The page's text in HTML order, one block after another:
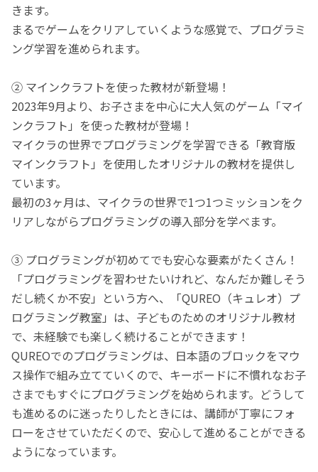
きます。
まるでゲームをクリアしていくような感覚で、プログラミ
ング学習を進められます。
② マインクラフトを使った教材が新登場！
2023年9月より、お子さまを中心に大人気のゲーム「マイ
ンクラフト」を使った教材が登場！
マイクラの世界でプログラミングを学習できる「教育版
マインクラフト」を使用したオリジナルの教材を提供し
ています。
最初の3ヶ月は、マイクラの世界で1つ1つミッションをク
リアしながらプログラミングの導入部分を学べます。
③ プログラミングが初めてでも安心な要素がたくさん！
「プログラミングを習わせたいけれど、なんだか難しそう
だし続くか不安」という方へ、「QUREO（キュレオ）プ
ログラミング教室」は、子どものためのオリジナル教材
で、未経験でも楽しく続けることができます！
QUREOでのプログラミングは、日本語のブロックをマウ
ス操作で組み立てていくので、キーボードに不慣れなお子
さまでもすぐにプログラミングを始められます。どうして
も進めるのに迷ったりしたときには、講師が丁寧にフォ
ローをさせていただくので、安心して進めることができる
ようになっています。